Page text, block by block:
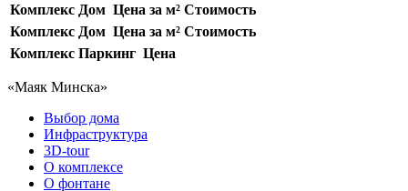
Комплекс Дом Цена за м² Стоимость
Комплекс Дом Цена за м² Стоимость
Комплекс Паркинг Цена
«Маяк Минска»
Выбор дома
Инфраструктура
3D-tour
О комплексе
О фонтане